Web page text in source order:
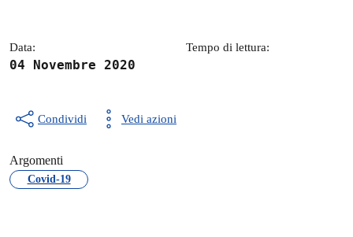
Data:
04 Novembre 2020
Tempo di lettura:
Condividi Vedi azioni
Argomenti
Covid-19